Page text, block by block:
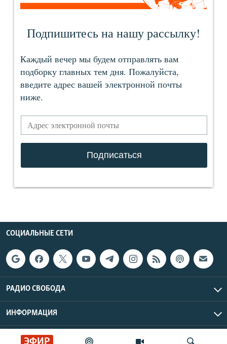
ЭФИР
СОЦИАЛЬНЫЕ СЕТИ
РАДИО СВОБОДА
ИНФОРМАЦИЯ
Радио Свобода © 2026 RFE/RL, Inc. | Все права защищены.